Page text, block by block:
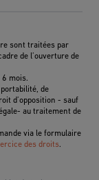
sont traitées par
de l’ouverture de
6 mois.
de
d’opposition - sauf
au traitement de
via le formulaire
des droits.